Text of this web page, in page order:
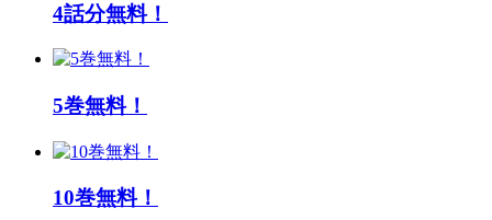
4話分無料！
5巻無料！
10巻無料！